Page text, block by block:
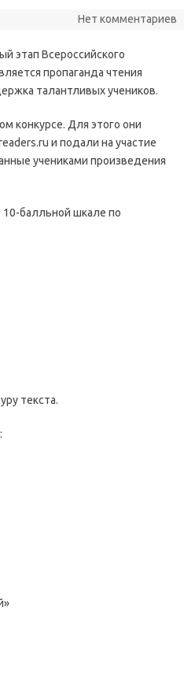
Нет комментариев
этап Всероссийского
пропаганда чтения
талантливых учеников.
конкурсе. Для этого они
и подали на участие
учениками произведения
10-балльной шкале по
текста.